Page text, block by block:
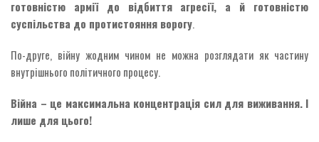
готовністю армії до відбиття агресії, а й готовністю
суспільства до протистояння ворогу.
По-друге, війну жодним чином не можна розглядати як частину
внутрішнього політичного процесу.
Війна – це максимальна концентрація сил для виживання. І
лише для цього!